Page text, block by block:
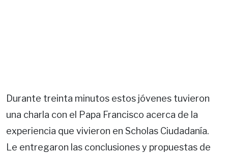
Durante treinta minutos estos jóvenes tuvieron
una charla con el Papa Francisco acerca de la
experiencia que vivieron en Scholas Ciudadanía.
Le entregaron las conclusiones y propuestas de